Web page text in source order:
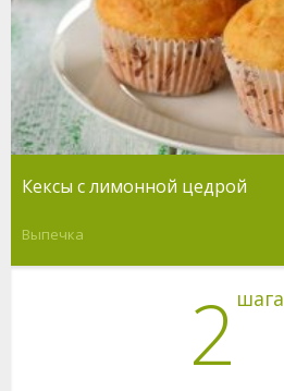
Кексы с лимонной цедрой
Выпечка
2 шага